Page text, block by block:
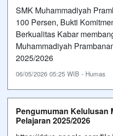
SMK Muhammadiyah
100 Persen, Bukti
Berkualitas Kabar
Muhammadiyah
2025/2026
06/05/2026 05:25 WIB - Humas
Pengumuman Kelulusan
Pelajaran 2025/2026